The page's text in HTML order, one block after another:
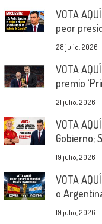
VOTA
peor
28 julio, 2026
VOTA
premio
21 julio, 2026
VOTA
Gobierno;
19 julio, 2026
VOTA
o
19 julio, 2026